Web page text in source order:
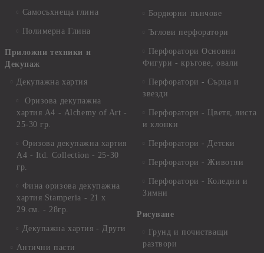
Самосъхнеща глина
Полимерна Глина
Приложни техники и
Декупаж
Декупажна хартия
Оризова декупажна
хартия А4 - Alchemy of Art -
25-30 гр.
Оризова декупажна хартия
А4 - Itd. Collection - 25-30
гр.
Фина оризова декупажна
хартия Stamperia - 21 х
29.см. - 28гр.
Декупажна хартия - Други
Антични пасти
Бордюрни пънчове
Ъглови перфоратори
Перфоратори Основни
Фигури - кръгове, овали
Перфоратори - Сърца и
звезди
Перфоратори - Цветя, листа
и клонки
Перфоратори - Детски
Перфоратори - Животни
Перфоратори - Коледни и
Зимни
Рисуване
Грунд и почистващи
разтвори